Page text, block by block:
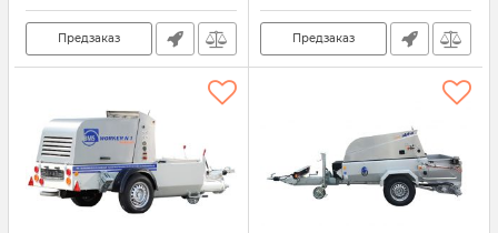
Предзаказ Предзаказ